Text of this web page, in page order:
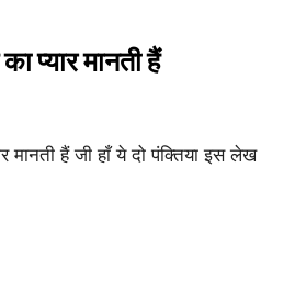
प्यार मानती हैं
मानती हैं जी हाँ ये दो पंक्तिया इस लेख